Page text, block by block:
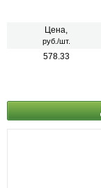
Цена,
руб./шт.
578.33